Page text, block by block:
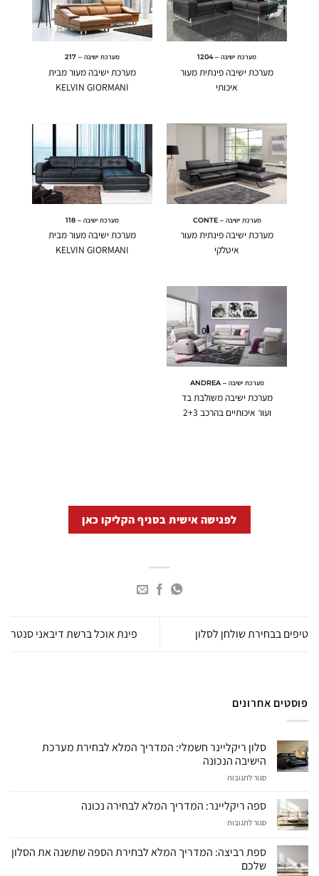
מערכת ישיבה – 1204
מערכת ישיבה פינתית מעור
איכותי
מערכת ישיבה – 217
מערכת ישיבה מעור מבית
KELVIN GIORMANI
מערכת ישיבה – CONTE
מערכת ישיבה פינתית מעור
איטלקי
מערכת ישיבה – 118
מערכת ישיבה מעור מבית
KELVIN GIORMANI
מערכת ישיבה – ANDREA
מערכת ישיבה משולבת בד
ועור איכותיים בהרכב 2+3
לפגישה אישית בסניף הקליקו כאן
טיפים בבחירת שולחן לסלון פינת אוכל ברשת דיבאני סנטר
פוסטים אחרונים
סלון ריקליינר חשמלי: המדריך המלא לבחירת מערכת
הישיבה הנכונה
סגור לתגובות
ריקליינר
המדריך
לבחירת
ספה ריקליינר: המדריך המלא לבחירה נכונה
סגור לתגובות
המדריך
ספת רביצה: המדריך המלא לבחירת הספה שתשנה את הסלון
שלכם